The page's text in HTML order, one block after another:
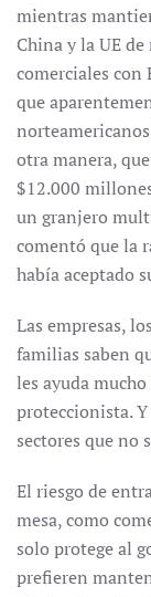
mientras
China y la UE
comerciales con
que
otra manera,
$12.000
un granjero
comentó que la
había aceptado
Las empresas,
familias saben
les ayuda
proteccionista.
sectores que no
El riesgo de
mesa, como
solo protege al
prefieren